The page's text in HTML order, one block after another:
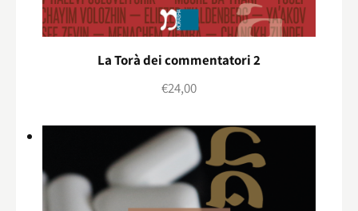
La Torà dei commentatori 2
€24,00